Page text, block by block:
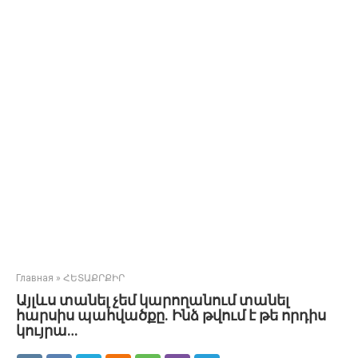
Главная » ՀԵՏԱՔՐՔԻՐ
Այլևս տանել չեմ կարողանում տանել
հարսիս պահվածքը. Ինձ թվում է թե որդիս
կույրա…